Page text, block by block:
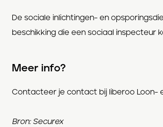
De sociale inlichtingen- en
beschikking die een sociaal inspecteur
Meer info?
Contacteer je contact bij liberoo Loon-
Bron: Securex